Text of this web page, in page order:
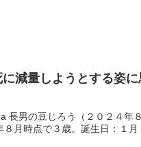
減量しようとする姿
男の豆じろう（２０２４年
月時点で３歳。誕生日：１